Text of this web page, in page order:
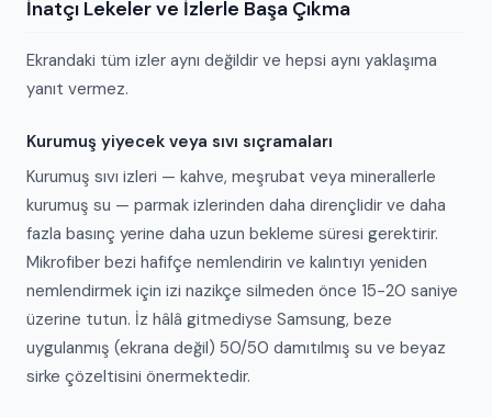
İnatçı Lekeler ve İzlerle Başa Çıkma
Ekrandaki tüm izler aynı değildir ve hepsi aynı yaklaşıma
yanıt vermez.
Kurumuş yiyecek veya sıvı sıçramaları
Kurumuş sıvı izleri — kahve, meşrubat veya minerallerle
kurumuş su — parmak izlerinden daha dirençlidir ve daha
fazla basınç yerine daha uzun bekleme süresi gerektirir.
Mikrofiber bezi hafifçe nemlendirin ve kalıntıyı yeniden
nemlendirmek için izi nazikçe silmeden önce 15-20 saniye
üzerine tutun. İz hâlâ gitmediyse Samsung, beze
uygulanmış (ekrana değil) 50/50 damıtılmış su ve beyaz
sirke çözeltisini önermektedir.